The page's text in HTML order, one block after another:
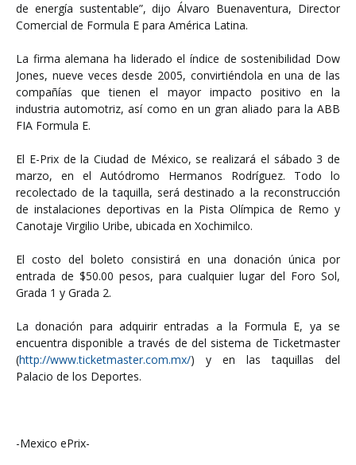
de energía sustentable”, dijo Álvaro Buenaventura, Director
Comercial de Formula E para América Latina.
La firma alemana ha liderado el índice de sostenibilidad Dow
Jones, nueve veces desde 2005, convirtiéndola en una de las
compañías que tienen el mayor impacto positivo en la
industria automotriz, así como en un gran aliado para la ABB
FIA Formula E.
El E-Prix de la Ciudad de México, se realizará el sábado 3 de
marzo, en el Autódromo Hermanos Rodríguez. Todo lo
recolectado de la taquilla, será destinado a la reconstrucción
de instalaciones deportivas en la Pista Olímpica de Remo y
Canotaje Virgilio Uribe, ubicada en Xochimilco.
El costo del boleto consistirá en una donación única por
entrada de $50.00 pesos, para cualquier lugar del Foro Sol,
Grada 1 y Grada 2.
La donación para adquirir entradas a la Formula E, ya se
encuentra disponible a través de del sistema de Ticketmaster
(http://www.ticketmaster.com.mx/) y en las taquillas del
Palacio de los Deportes.
-Mexico ePrix-